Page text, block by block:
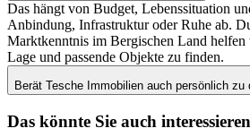
Das hängt von Budget, Lebenssituation
Anbindung, Infrastruktur oder Ruhe ab.
Marktkenntnis im Bergischen Land helfen
Lage und passende Objekte zu finden.
Berät Tesche Immobilien auch persönlich zu
Das könnte Sie auch interessieren